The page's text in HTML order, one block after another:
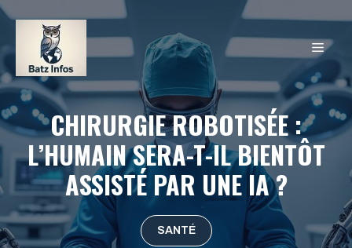
Aller
contenu
CHIRURGIE ROBOTISÉE :
L’HUMAIN SERA-T-IL BIENTÔT
ASSISTÉ PAR UNE IA ?
SANTÉ